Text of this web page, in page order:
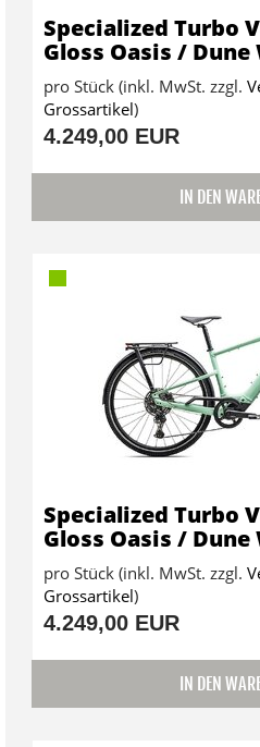
Specialized Turbo
Gloss Oasis /
pro Stück (inkl. MwSt. zzgl.
Grossartikel)
4.249,00 EUR
IN DEN
Specialized Turbo
Gloss Oasis /
pro Stück (inkl. MwSt. zzgl.
Grossartikel)
4.249,00 EUR
IN DEN